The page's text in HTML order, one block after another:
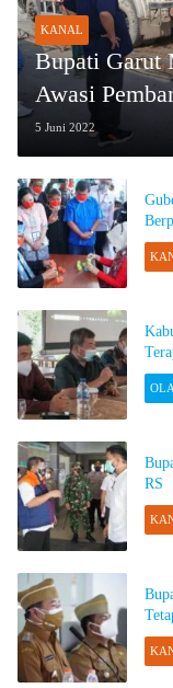
KANAL
Bupati Garut
Awasi
5 Juni 2022
RS